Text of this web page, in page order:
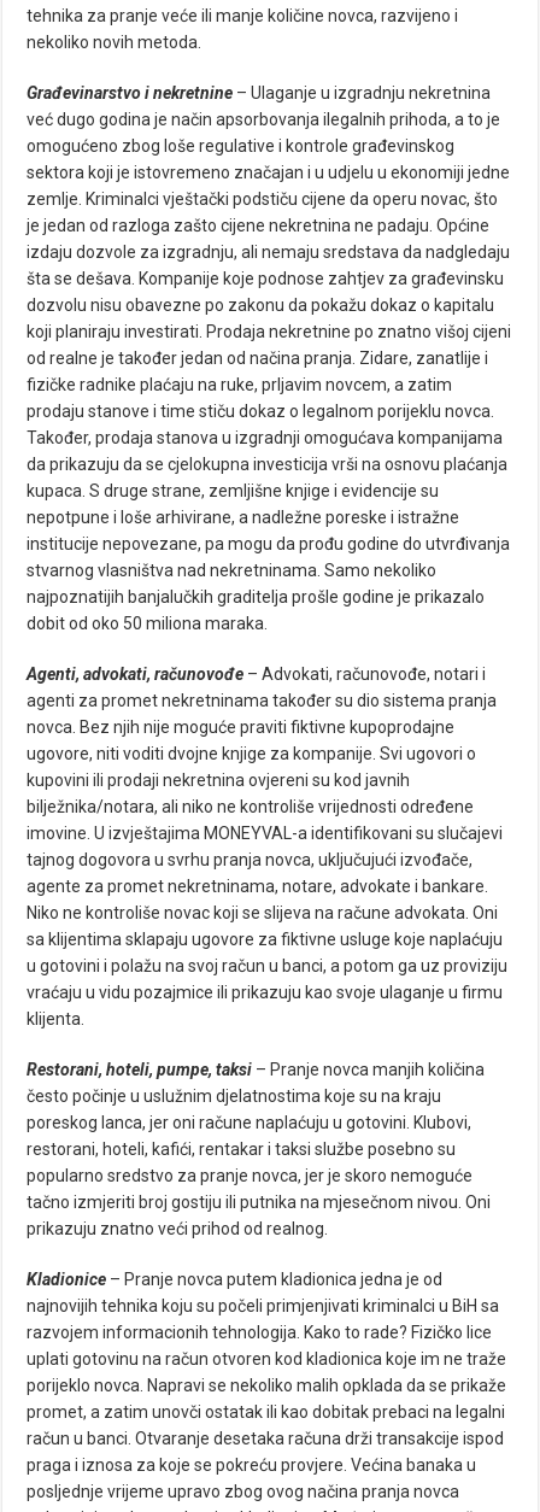
tehnika za pranje veće ili manje količine novca, razvijeno i
nekoliko novih metoda.
Građevinarstvo i nekretnine – Ulaganje u izgradnju nekretnina
već dugo godina je način apsorbovanja ilegalnih prihoda, a to je
omogućeno zbog loše regulative i kontrole građevinskog
sektora koji je istovremeno značajan i u udjelu u ekonomiji jedne
zemlje. Kriminalci vještački podstiču cijene da operu novac, što
je jedan od razloga zašto cijene nekretnina ne padaju. Općine
izdaju dozvole za izgradnju, ali nemaju sredstava da nadgledaju
šta se dešava. Kompanije koje podnose zahtjev za građevinsku
dozvolu nisu obavezne po zakonu da pokažu dokaz o kapitalu
koji planiraju investirati. Prodaja nekretnine po znatno višoj cijeni
od realne je također jedan od načina pranja. Zidare, zanatlije i
fizičke radnike plaćaju na ruke, prljavim novcem, a zatim
prodaju stanove i time stiču dokaz o legalnom porijeklu novca.
Također, prodaja stanova u izgradnji omogućava kompanijama
da prikazuju da se cjelokupna investicija vrši na osnovu plaćanja
kupaca. S druge strane, zemljišne knjige i evidencije su
nepotpune i loše arhivirane, a nadležne poreske i istražne
institucije nepovezane, pa mogu da prođu godine do utvrđivanja
stvarnog vlasništva nad nekretninama. Samo nekoliko
najpoznatijih banjalučkih graditelja prošle godine je prikazalo
dobit od oko 50 miliona maraka.
Agenti, advokati, računovođe – Advokati, računovođe, notari i
agenti za promet nekretninama također su dio sistema pranja
novca. Bez njih nije moguće praviti fiktivne kupoprodajne
ugovore, niti voditi dvojne knjige za kompanije. Svi ugovori o
kupovini ili prodaji nekretnina ovjereni su kod javnih
bilježnika/notara, ali niko ne kontroliše vrijednosti određene
imovine. U izvještajima MONEYVAL-a identifikovani su slučajevi
tajnog dogovora u svrhu pranja novca, uključujući izvođače,
agente za promet nekretninama, notare, advokate i bankare.
Niko ne kontroliše novac koji se slijeva na račune advokata. Oni
sa klijentima sklapaju ugovore za fiktivne usluge koje naplaćuju
u gotovini i polažu na svoj račun u banci, a potom ga uz proviziju
vraćaju u vidu pozajmice ili prikazuju kao svoje ulaganje u firmu
klijenta.
Restorani, hoteli, pumpe, taksi – Pranje novca manjih količina
često počinje u uslužnim djelatnostima koje su na kraju
poreskog lanca, jer oni račune naplaćuju u gotovini. Klubovi,
restorani, hoteli, kafići, rentakar i taksi službe posebno su
popularno sredstvo za pranje novca, jer je skoro nemoguće
tačno izmjeriti broj gostiju ili putnika na mjesečnom nivou. Oni
prikazuju znatno veći prihod od realnog.
Kladionice – Pranje novca putem kladionica jedna je od
najnovijih tehnika koju su počeli primjenjivati kriminalci u BiH sa
razvojem informacionih tehnologija. Kako to rade? Fizičko lice
uplati gotovinu na račun otvoren kod kladionica koje im ne traže
porijeklo novca. Napravi se nekoliko malih opklada da se prikaže
promet, a zatim unovči ostatak ili kao dobitak prebaci na legalni
račun u banci. Otvaranje desetaka računa drži transakcije ispod
praga i iznosa za koje se pokreću provjere. Većina banaka u
posljednje vrijeme upravo zbog ovog načina pranja novca